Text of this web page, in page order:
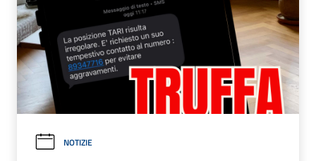
NOTIZIE